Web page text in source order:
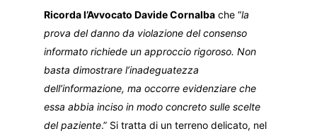
Ricorda l’Avvocato Davide Cornalba che “la
prova del danno da violazione del consenso
informato richiede un approccio rigoroso. Non
basta dimostrare l’inadeguatezza
dell’informazione, ma occorre evidenziare che
essa abbia inciso in modo concreto sulle scelte
del paziente.” Si tratta di un terreno delicato, nel